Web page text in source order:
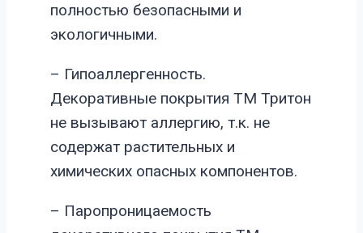
полностью безопасными и
экологичными.
– Гипоаллергенность.
Декоративные покрытия ТМ Тритон
не вызывают аллергию, т.к. не
содержат растительных и
химических опасных компонентов.
– Паропроницаемость